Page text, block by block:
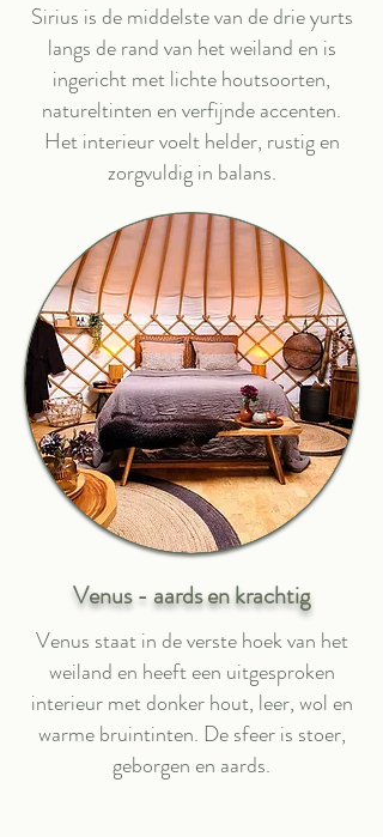
Sirius is de middelste van de drie yurts
langs de rand van het weiland en is
ingericht met lichte houtsoorten,
natureltinten en verfijnde accenten.
Het interieur voelt helder, rustig en
zorgvuldig in balans.
Venus - aards en krachtig
Venus staat in de verste hoek van het
weiland en heeft een uitgesproken
interieur met donker hout, leer, wol en
warme bruintinten. De sfeer is stoer,
geborgen en aards.